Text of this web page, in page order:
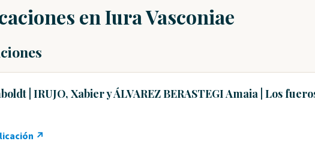
en Iura Vasconiae
| IRUJO, Xabier y ÁLVAREZ BERASTEGI Amaia | Los
↗